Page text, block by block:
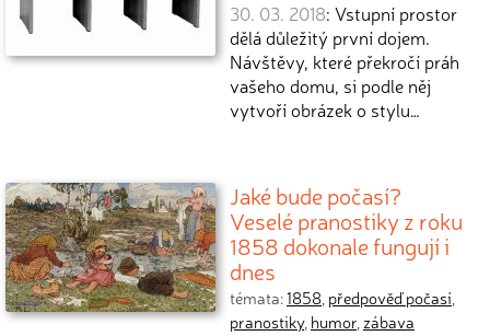
30. 03. 2018: Vstupní prostor
dělá důležitý první dojem.
Návštěvy, které překročí práh
vašeho domu, si podle něj
vytvoří obrázek o stylu…
Jaké bude počasí?
Veselé pranostiky z roku
1858 dokonale fungují i
dnes
témata:1858, předpověď počasí,
pranostiky, humor, zábava